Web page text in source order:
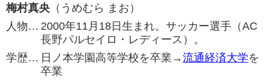
梅村真央 （うめむら まお）
人物… 2000年11月18日生まれ。サッカー選手（AC
長野パルセイロ・レディース）。
学歴… 日ノ本学園高等学校を卒業→流通経済大学を
卒業